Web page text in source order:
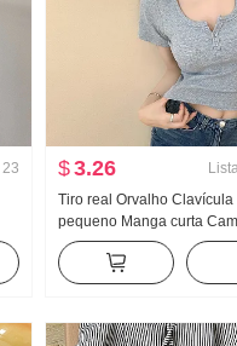
23
$3.26
Tiro real Orvalho Clavícula
pequeno Manga curta
Feminino Verão Garota
Apertado Novo Botão
Modelo Curto Top